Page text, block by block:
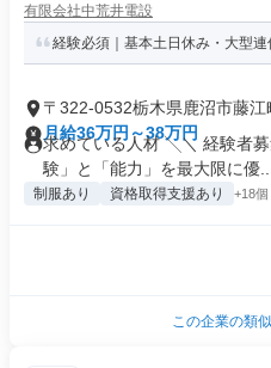
有限会社中荒井電設
経験必須｜基本土日休み・大型
〒322-0532栃木県鹿沼市藤江
月給36万円～38万円
求めている人材 ╲＼ 経験者
験」と「能力」を最大限に優...
制服あり 資格取得支援あり +18個
この企業の類